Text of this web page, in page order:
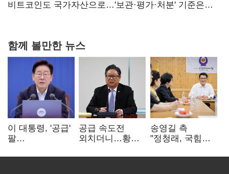
비트코인도 국가자산으로…'보관·평가·처분' 기준은
함께 볼만한 뉴스
이 대통령, '공급'
팔
여 내부선
공급 속도전
외치더니…황희,
리모델링' 제안
송영길 측
"정청래, 국힘
민주당 대표로